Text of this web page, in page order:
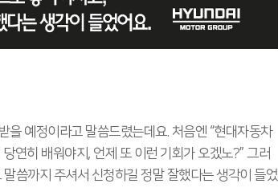
예정이라고 말씀드렸는데요. 처음엔 “현대자동차
연히 배워야지, 언제 또 이런 기회가 오겠노?” 그러
씀까지 주셔서 신청하길 정말 잘했다는 생각이 들었